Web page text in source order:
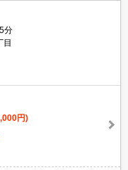
分
目
円)